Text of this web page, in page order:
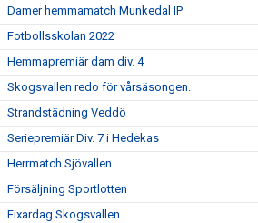
Damer hemmamatch Munkedal IP
Fotbollsskolan 2022
Hemmapremiär dam div. 4
Skogsvallen redo för vårsäsongen.
Strandstädning Veddö
Seriepremiär Div. 7 i Hedekas
Herrmatch Sjövallen
Försäljning Sportlotten
Fixardag Skogsvallen